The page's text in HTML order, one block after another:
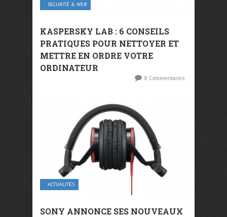
SECURITÉ & WEB
KASPERSKY LAB : 6 CONSEILS
PRATIQUES POUR NETTOYER ET
METTRE EN ORDRE VOTRE
ORDINATEUR
0 Commentaires
ACTUALITÉS
SONY ANNONCE SES NOUVEAUX